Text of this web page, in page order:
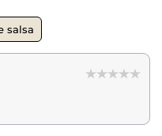
salsa